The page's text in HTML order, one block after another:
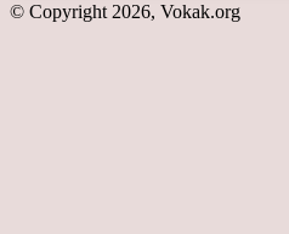
© Copyright 2026, Vokak.org